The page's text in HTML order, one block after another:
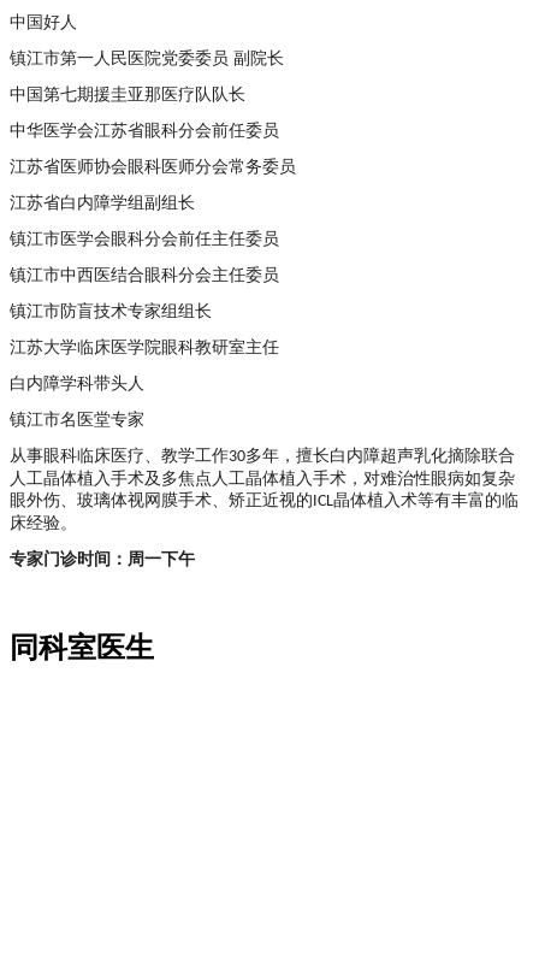
中国好人
镇江市第一人民医院党委委员 副院长
中国第七期援圭亚那医疗队队长
中华医学会江苏省眼科分会前任委员
江苏省医师协会眼科医师分会常务委员
江苏省白内障学组副组长
镇江市医学会眼科分会前任主任委员
镇江市中西医结合眼科分会主任委员
镇江市防盲技术专家组组长
江苏大学临床医学院眼科教研室主任
白内障学科带头人
镇江市名医堂专家
从事眼科临床医疗、教学工作30多年，擅长白内障超声乳化摘除联合
人工晶体植入手术及多焦点人工晶体植入手术，对难治性眼病如复杂
眼外伤、玻璃体视网膜手术、矫正近视的 ICL晶体植入术等有丰富的临
床经验。
专家门诊时间：周一下午
同科室医生